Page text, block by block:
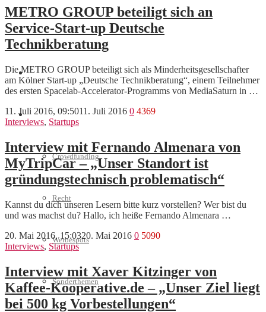
Interviews
Videos
Weitere
Crowdfunding
Recht
Werbespots
Sonderthemen
METRO GROUP beteiligt sich an
Service-Start-up Deutsche
Technikberatung
Die METRO GROUP beteiligt sich als Minderheitsgesellschafter
am Kölner Start-up „Deutsche Technikberatung“, einem Teilnehmer
des ersten Spacelab-Accelerator-Programms von MediaSaturn in …
11. Juli 2016, 09:5011. Juli 2016 0 4369
Interviews, Startups
Interview mit Fernando Almenara von
MyTripCar – „Unser Standort ist
gründungstechnisch problematisch“
Kannst du dich unseren Lesern bitte kurz vorstellen? Wer bist du
und was machst du? Hallo, ich heiße Fernando Almenara …
20. Mai 2016, 15:0320. Mai 2016 0 5090
Interviews, Startups
Interview mit Xaver Kitzinger von
Kaffee-Kooperative.de – „Unser Ziel liegt
bei 500 kg Vorbestellungen“